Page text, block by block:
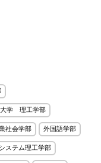
大学 理工学部
社会学部 外国語学部
システム理工学部